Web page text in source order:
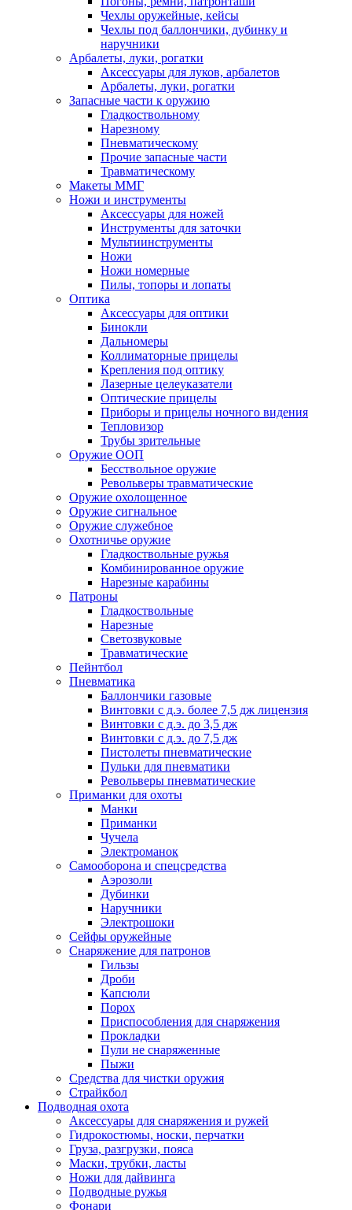
Чехлы оружейные, кейсы
Чехлы под баллончики, дубинку и
наручники
Арбалеты, луки, рогатки
Аксессуары для луков, арбалетов
Арбалеты, луки, рогатки
Запасные части к оружию
Гладкоствольному
Нарезному
Пневматическому
Прочие запасные части
Травматическому
Макеты ММГ
Ножи и инструменты
Аксессуары для ножей
Инструменты для заточки
Мультиинструменты
Ножи
Ножи номерные
Пилы, топоры и лопаты
Оптика
Аксессуары для оптики
Бинокли
Дальномеры
Коллиматорные прицелы
Крепления под оптику
Лазерные целеуказатели
Оптические прицелы
Приборы и прицелы ночного видения
Тепловизор
Трубы зрительные
Оружие ООП
Бесствольное оружие
Револьверы травматические
Оружие охолощенное
Оружие сигнальное
Оружие служебное
Охотничье оружие
Гладкоствольные ружья
Комбинированное оружие
Нарезные карабины
Патроны
Гладкоствольные
Нарезные
Светозвуковые
Травматические
Пейнтбол
Пневматика
Баллончики газовые
Винтовки с д.э. более 7,5 дж лицензия
Винтовки с д.э. до 3,5 дж
Винтовки с д.э. до 7,5 дж
Пистолеты пневматические
Пульки для пневматики
Револьверы пневматические
Приманки для охоты
Манки
Приманки
Чучела
Электроманок
Самооборона и спецсредства
Аэрозоли
Дубинки
Наручники
Электрошоки
Сейфы оружейные
Снаряжение для патронов
Гильзы
Дроби
Капсюли
Порох
Приспособления для снаряжения
Прокладки
Пули не снаряженные
Пыжи
Средства для чистки оружия
Страйкбол
Подводная охота
Аксессуары для снаряжения и ружей
Гидрокостюмы, носки, перчатки
Груза, разгрузки, пояса
Маски, трубки, ласты
Ножи для дайвинга
Подводные ружья
Фонари